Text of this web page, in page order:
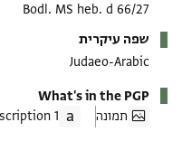
Bodl. MS heb. d 66/27
שפה עיקרית
Judaeo-Arabic
What's in the PGP
תמונה
1 Transcription